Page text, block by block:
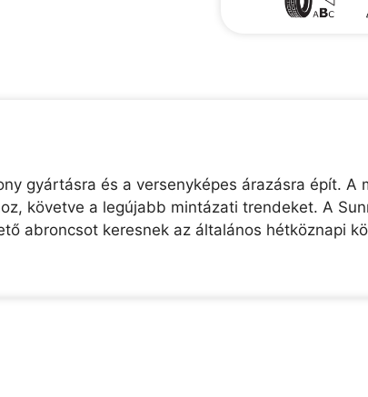
gyártásra és a versenyképes árazásra épít. A
követve a legújabb mintázati trendeket. A
abroncsot keresnek az általános hétköznapi